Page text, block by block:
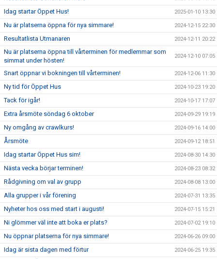
Idag startar Öppet Hus! 2025-01-10 13:30
Nu är platserna öppna för nya simmare! 2024-12-15 22:30
Resultatlista Utmanaren 2024-12-11 20:22
Nu är platserna öppna till vårterminen för medlemmar som
simmat under hösten!
2024-12-10 07:05
Snart öppnar vi bokningen till vårterminen! 2024-12-06 11:30
Ny tid för Öppet Hus 2024-10-23 19:20
Tack för igår! 2024-10-17 17:07
Extra årsmöte söndag 6 oktober 2024-09-29 19:19
Ny omgång av crawlkurs! 2024-09-16 14:00
Årsmöte 2024-09-12 18:51
Idag startar Öppet Hus sim! 2024-08-30 14:30
Nästa vecka börjar terminen! 2024-08-23 08:32
Rådgivning om val av grupp 2024-08-08 13:00
Alla grupper i vår förening 2024-07-31 13:35
Nyheter hos oss med start i augusti! 2024-07-15 15:21
Ni glömmer väl inte att boka er plats? 2024-07-02 19:10
Nu öppnar platserna för nya simmare! 2024-06-26 09:00
Idag är sista dagen med förtur 2024-06-25 19:35